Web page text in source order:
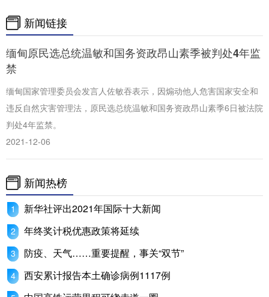
新闻链接
缅甸原民选总统温敏和国务资政昂山素季被判处4年监
禁
缅甸国家管理委员会发言人佐敏吞表示，因煽动他人危害国家安全和
违反自然灾害管理法，原民选总统温敏和国务资政昂山素季6日被法院
判处4年监禁。
2021-12-06
新闻热榜
新华社评出2021年国际十大新闻
年终奖计税优惠政策将延续
防疫、天气……重要提醒，事关“双节”
西安累计报告本土确诊病例1117例